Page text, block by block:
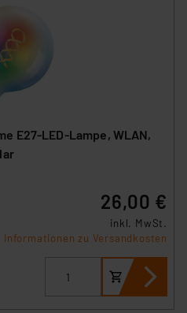
E27-LED-Lampe, WLAN,
26,00 €
inkl. MwSt.
Informationen zu Versandkosten